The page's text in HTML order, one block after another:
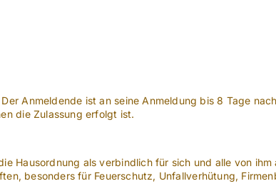
Anmeldende ist an seine Anmeldung bis 8 Tage
die Zulassung erfolgt ist.
Hausordnung als verbindlich für sich und alle von ihm
besonders für Feuerschutz, Unfallverhütung,